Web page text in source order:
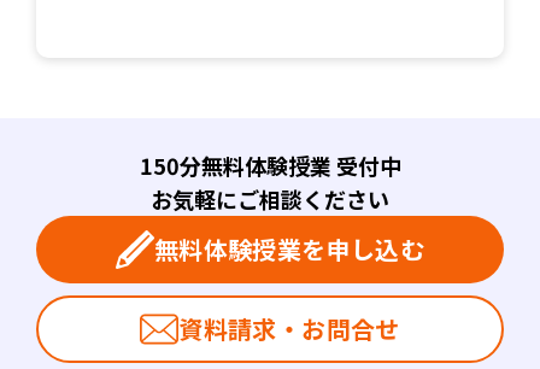
150分無料体験授業 受付中
お気軽にご相談ください
無料体験授業を申し込む
資料請求・お問合せ